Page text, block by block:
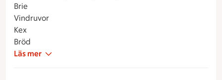
Brie
Vindruvor
Kex
Bröd
Läs mer